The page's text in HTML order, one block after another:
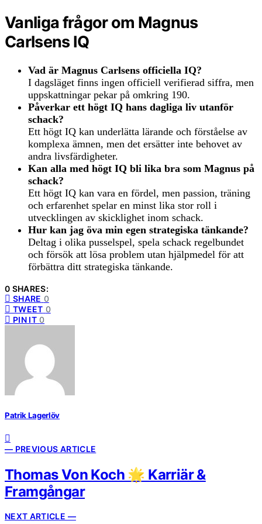
Vanliga frågor om Magnus
Carlsens IQ
Vad är Magnus Carlsens officiella IQ?
I dagsläget finns ingen officiell verifierad siffra, men
uppskattningar pekar på omkring 190.
Påverkar ett högt IQ hans dagliga liv utanför
schack?
Ett högt IQ kan underlätta lärande och förståelse av
komplexa ämnen, men det ersätter inte behovet av
andra livsfärdigheter.
Kan alla med högt IQ bli lika bra som Magnus på
schack?
Ett högt IQ kan vara en fördel, men passion, träning
och erfarenhet spelar en minst lika stor roll i
utvecklingen av skicklighet inom schack.
Hur kan jag öva min egen strategiska tänkande?
Deltag i olika pusselspel, spela schack regelbundet
och försök att lösa problem utan hjälpmedel för att
förbättra ditt strategiska tänkande.
0 SHARES:
SHARE 0
TWEET 0
PIN IT 0
Patrik Lagerlöv
— PREVIOUS ARTICLE
Thomas Von Koch 🌟 Karriär &
Framgångar
NEXT ARTICLE —